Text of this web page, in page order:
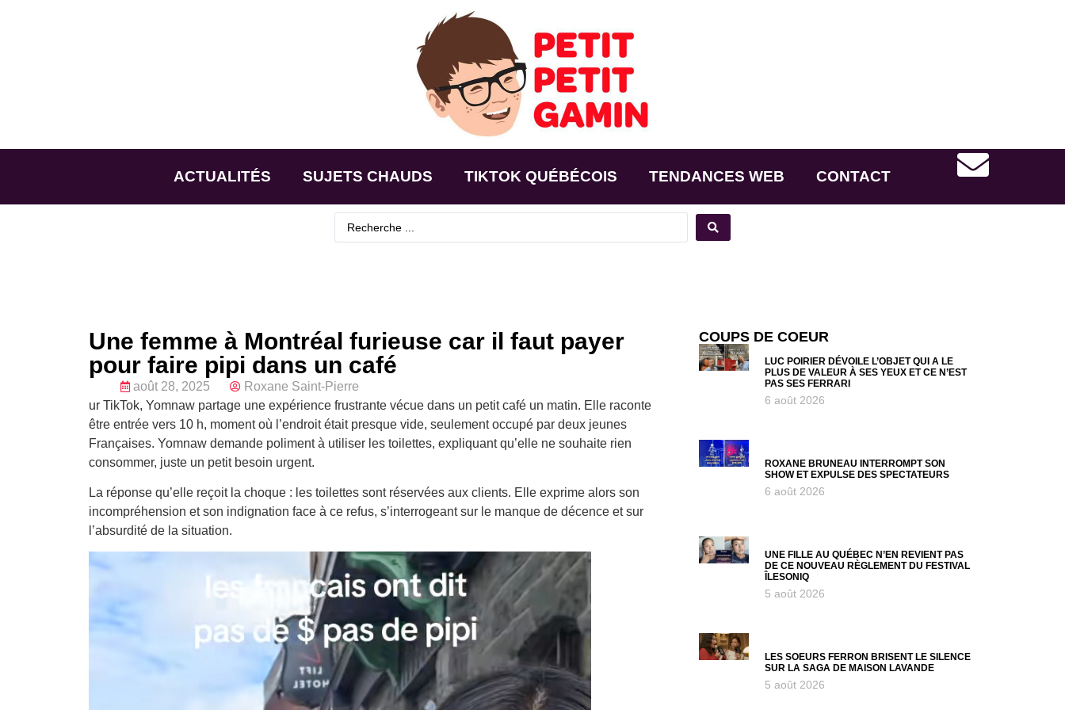
ACTUALITÉS SUJETS CHAUDS TIKTOK QUÉBÉCOIS TENDANCES WEB CONTACT
Une femme à Montréal furieuse car il faut payer
pour faire pipi dans un café
août 28, 2025
Roxane Saint-Pierre
ur TikTok, Yomnaw partage une expérience frustrante vécue dans un petit café un matin. Elle raconte
être entrée vers 10 h, moment où l’endroit était presque vide, seulement occupé par deux jeunes
Françaises. Yomnaw demande poliment à utiliser les toilettes, expliquant qu’elle ne souhaite rien
consommer, juste un petit besoin urgent.
La réponse qu’elle reçoit la choque : les toilettes sont réservées aux clients. Elle exprime alors son
incompréhension et son indignation face à ce refus, s’interrogeant sur le manque de décence et sur
l’absurdité de la situation.
COUPS DE COEUR
LUC POIRIER DÉVOILE L’OBJET QUI A LE
PLUS DE VALEUR À SES YEUX ET CE N’EST
PAS SES FERRARI
6 août 2026
ROXANE BRUNEAU INTERROMPT SON
SHOW ET EXPULSE DES SPECTATEURS
6 août 2026
UNE FILLE AU QUÉBEC N’EN REVIENT PAS
DE CE NOUVEAU RÈGLEMENT DU FESTIVAL
ÎLESONIQ
5 août 2026
LES SOEURS FERRON BRISENT LE SILENCE
SUR LA SAGA DE MAISON LAVANDE
5 août 2026